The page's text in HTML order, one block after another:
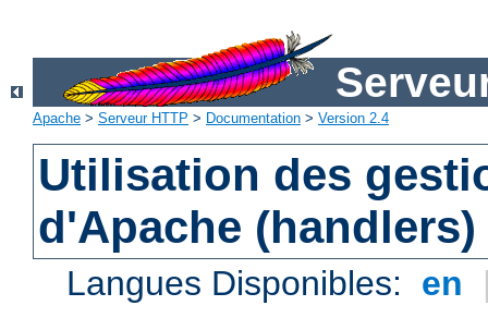
Apache > Serveur HTTP > Documentation > Version 2.4
Utilisation des
d'Apache (handlers)
Langues Disponibles: en